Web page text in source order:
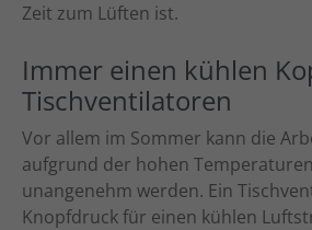
Zeit zum Lüften ist.
Immer einen kühlen
Tischventilatoren
Vor allem im Sommer kann die
aufgrund der hohen
unangenehm werden. Ein
Knopfdruck für einen kühlen